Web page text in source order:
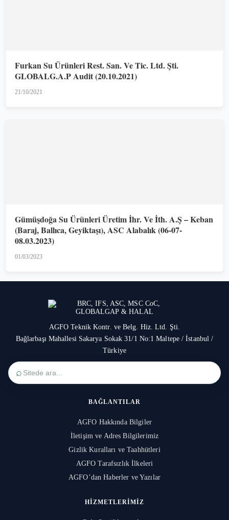
Furkan Su Ürünleri Rest. San. Ve Tic. Ltd. Şti.
GLOBALG.A.P Audit (20.10.2021)
21/10/2021
Gümüşdoğa Su Ürünleri Üretim İhr. Ve İth. A.Ş – Keban
(Baraj, Ballıca, Geyiktaşı), ASC Alabalık (06-07-
08.03.2023)
01/03/2023
AGFO Teknik Kontr. ve Belg. Hiz. Ltd. Şti.
Bağlarbaşı Mahallesi Sakarya Sokak 31/1 No:1 Maltepe / İstanbul /
Türkiye
⌕
BAĞLANTILAR
AGFO Hakkında Bilgiler
İletişim ve Adres Bilgilerimiz
Gizlik Kuralları ve Taahhütleri
AGFO Tarafsızlık İlkeleri
AGFO’dan Haberler ve Yazılar
HIZMETLERIMIZ